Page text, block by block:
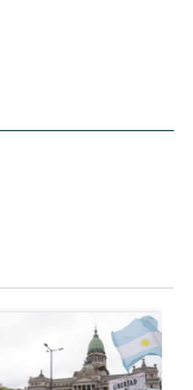
tensión frente al
de tendencia